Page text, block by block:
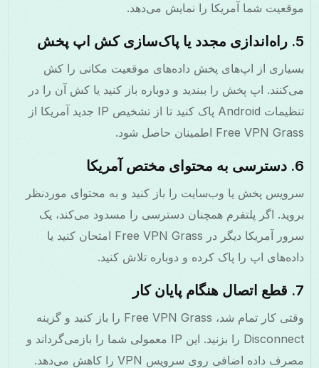
موقعیت شما آمریکا را نمایش می‌دهد.
5. راه‌اندازی مجدد یا پاک‌سازی کش اپ پخش
بسیاری از اپ‌های پخش داده‌های موقعیت مکانی را کش
می‌کنند. اپ پخش را ببندید و دوباره باز کنید یا کش آن را در
تنظیمات Android پاک کنید تا از تشخیص IP جدید آمریکا از
Free VPN Grass اطمینان حاصل شود.
6. دسترسی به محتوای مختص آمریکا
سرویس پخش یا وب‌سایت را باز کنید و به محتوای موردنظر
بروید. اگر پلتفرم همچنان دسترسی را مسدود می‌کند، یک
سرور آمریکا دیگر در Free VPN Grass امتحان کنید یا
داده‌های اپ را پاک کرده و دوباره تلاش کنید.
7. قطع اتصال هنگام پایان کار
وقتی کار تمام شد، Free VPN Grass را باز کنید و گزینه
Disconnect را بزنید. این IP معمولی شما را بازمی‌گرداند و
مصرف داده اضافی روی سرویس VPN را کاهش می‌دهد.